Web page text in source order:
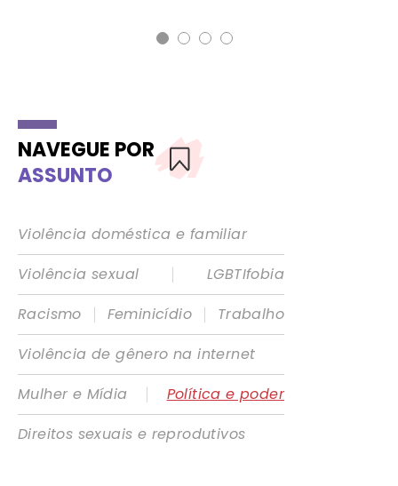
NAVEGUE POR
ASSUNTO
Violência doméstica e familiar
Violência sexual
|
LGBTIfobia
Racismo
| Feminicídio |
Trabalho
Violência de gênero na internet
Mulher e Mídia
|
Política e poder
Direitos sexuais e reprodutivos